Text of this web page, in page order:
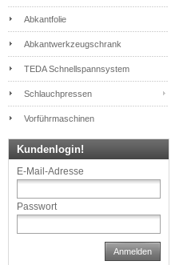
Abkantfolie
Abkantwerkzeugschrank
TEDA Schnellspannsystem
Schlauchpressen
Vorführmaschinen
Kundenlogin!
E-Mail-Adresse
Passwort
Anmelden